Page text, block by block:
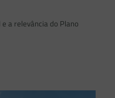
a relevância do Plano